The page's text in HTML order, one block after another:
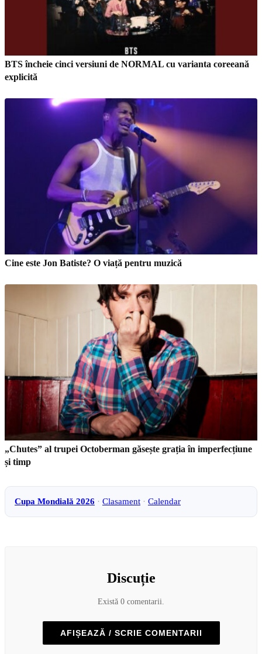
BTS încheie cinci versiuni de NORMAL cu varianta coreeană
explicită
Cine este Jon Batiste? O viață pentru muzică
„Chutes” al trupei Octoberman găsește grația în imperfecțiune
și timp
Cupa Mondială 2026 · Clasament · Calendar
Discuție
Există 0 comentarii.
AFIȘEAZĂ / SCRIE COMENTARII